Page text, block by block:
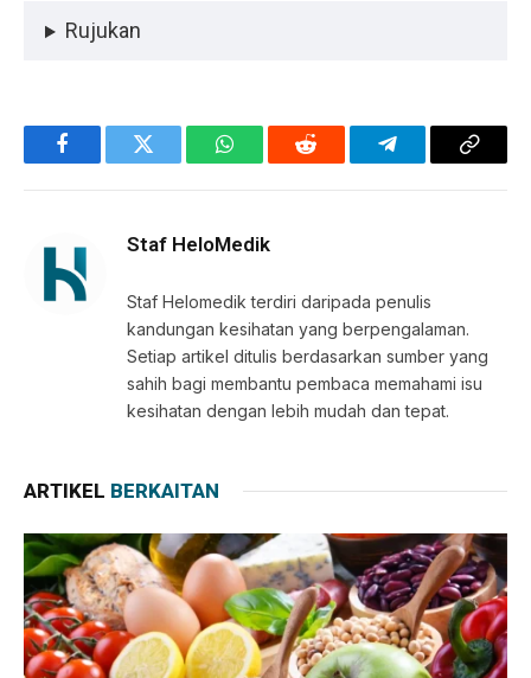
Rujukan
FacebookTwitter WhatsAppReddit TelegramCopy
Staf HeloMedik
Staf Helomedik terdiri daripada penulis
kandungan kesihatan yang berpengalaman.
Setiap artikel ditulis berdasarkan sumber yang
sahih bagi membantu pembaca memahami isu
kesihatan dengan lebih mudah dan tepat.
ARTIKEL BERKAITAN